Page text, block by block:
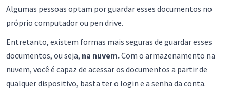
Algumas pessoas optam por guardar esses documentos no
próprio computador ou pen drive.
Entretanto, existem formas mais seguras de guardar esses
documentos, ou seja, na nuvem.Com o armazenamento na
nuvem, você é capaz de acessar os documentos a partir de
qualquer dispositivo, basta ter o login e a senha da conta.